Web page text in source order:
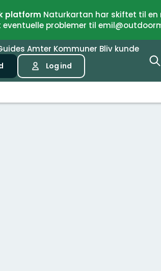
platform Naturkartan har skiftet til en
problemer til
Amter Kommuner Bliv kunde
Log ind